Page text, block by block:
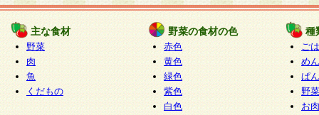
主な食材
野菜
肉
魚
くだもの
野菜の食材の色
赤色
黄色
緑色
紫色
白色
種
ご
めん
ぱん
野
お